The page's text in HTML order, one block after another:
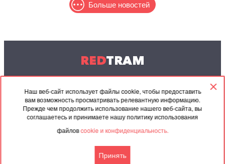
Наш веб-сайт использует файлы cookie, чтобы предоставить
вам возможность просматривать релевантную информацию.
Прежде чем продолжить использование нашего веб-сайта, вы
соглашаетесь и принимаете нашу политику использования
файловcookie и конфиденциальность.
Принять
Больше новостей
REDTRAM
© 2004-2026 Redtram, Ltd.
Сотрудничество
Партнёрские
материалы
Архив
Соглашение
Контакты